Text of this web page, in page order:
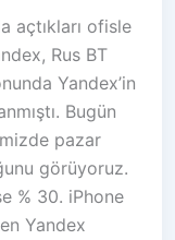
açtıkları ofisle
Rus BT
Yandex’in
Bugün
pazar
görüyoruz.
% 30. iPhone
Yandex